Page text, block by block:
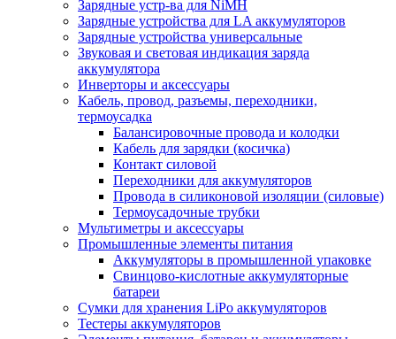
Зарядные устр-ва для NiMH
Зарядные устройства для LA аккумуляторов
Зарядные устройства универсальные
Звуковая и световая индикация заряда
аккумулятора
Инверторы и аксессуары
Кабель, провод, разъемы, переходники,
термоусадка
Балансировочные провода и колодки
Кабель для зарядки (косичка)
Контакт силовой
Переходники для аккумуляторов
Провода в силиконовой изоляции (силовые)
Термоусадочные трубки
Мультиметры и аксессуары
Промышленные элементы питания
Аккумуляторы в промышленной упаковке
Свинцово-кислотные аккумуляторные
батареи
Сумки для хранения LiPo аккумуляторов
Тестеры аккумуляторов